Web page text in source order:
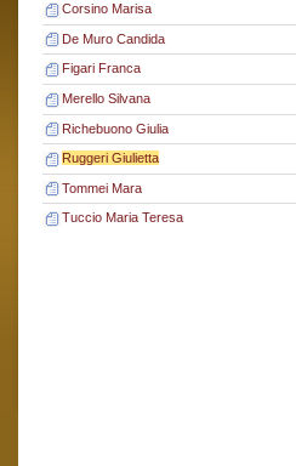
Corsino Marisa
De Muro Candida
Figari Franca
Merello Silvana
Richebuono Giulia
Ruggeri Giulietta
Tommei Mara
Tuccio Maria Teresa